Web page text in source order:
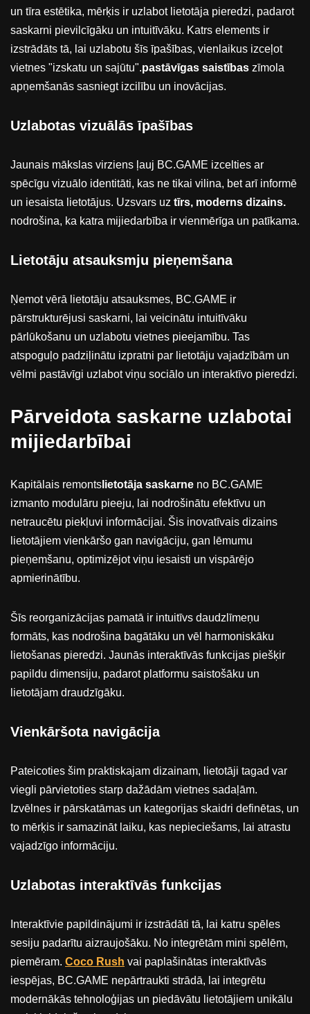
un tīra estētika, mērķis ir uzlabot lietotāja pieredzi, padarot
saskarni pievilcīgāku un intuitīvāku. Katrs elements ir
izstrādāts tā, lai uzlabotu šīs īpašības, vienlaikus izceļot
vietnes "izskatu un sajūtu".pastāvīgas saistības zīmola
apņemšanās sasniegt izcilību un inovācijas.
Uzlabotas vizuālās īpašības
Jaunais mākslas virziens ļauj BC.GAME izcelties ar
spēcīgu vizuālo identitāti, kas ne tikai vilina, bet arī informē
un iesaista lietotājus. Uzsvars uz tīrs, moderns dizains.
nodrošina, ka katra mijiedarbība ir vienmērīga un patīkama.
Lietotāju atsauksmju pieņemšana
Ņemot vērā lietotāju atsauksmes, BC.GAME ir
pārstrukturējusi saskarni, lai veicinātu intuitīvāku
pārlūkošanu un uzlabotu vietnes pieejamību. Tas
atspoguļo padziļinātu izpratni par lietotāju vajadzībām un
vēlmi pastāvīgi uzlabot viņu sociālo un interaktīvo pieredzi.
Pārveidota saskarne uzlabotai
mijiedarbībai
Kapitālais remonts lietotāja saskarne no BC.GAME
izmanto modulāru pieeju, lai nodrošinātu efektīvu un
netraucētu piekļuvi informācijai. Šis inovatīvais dizains
lietotājiem vienkāršo gan navigāciju, gan lēmumu
pieņemšanu, optimizējot viņu iesaisti un vispārējo
apmierinātību.
Šīs reorganizācijas pamatā ir intuitīvs daudzlīmeņu
formāts, kas nodrošina bagātāku un vēl harmoniskāku
lietošanas pieredzi. Jaunās interaktīvās funkcijas piešķir
papildu dimensiju, padarot platformu saistošāku un
lietotājam draudzīgāku.
Vienkāršota navigācija
Pateicoties šim praktiskajam dizainam, lietotāji tagad var
viegli pārvietoties starp dažādām vietnes sadaļām.
Izvēlnes ir pārskatāmas un kategorijas skaidri definētas, un
to mērķis ir samazināt laiku, kas nepieciešams, lai atrastu
vajadzīgo informāciju.
Uzlabotas interaktīvās funkcijas
Interaktīvie papildinājumi ir izstrādāti tā, lai katru spēles
sesiju padarītu aizraujošāku. No integrētām mini spēlēm,
piemēram. Coco Rush vai paplašinātas interaktīvās
iespējas, BC.GAME nepārtraukti strādā, lai integrētu
modernākās tehnoloģijas un piedāvātu lietotājiem unikālu